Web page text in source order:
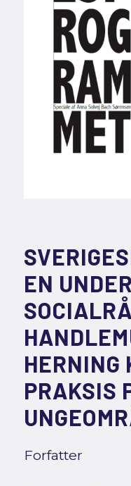
EN
HERNING
PRAKSIS
Forfatter